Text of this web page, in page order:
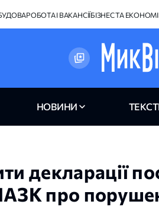
РОБОТА І ВАКАНСІЇБІЗНЕС ТА
НОВИНИ
декларації
про